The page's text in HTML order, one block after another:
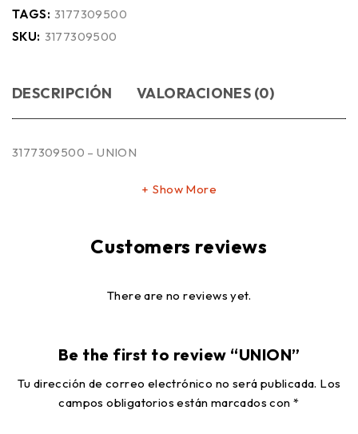
TAGS: 3177309500
SKU: 3177309500
DESCRIPCIÓN VALORACIONES (0)
3177309500 – UNION
Show More
Customers reviews
There are no reviews yet.
Be the first to review “UNION”
Tu dirección de correo electrónico no será publicada. Los
campos obligatorios están marcados con*